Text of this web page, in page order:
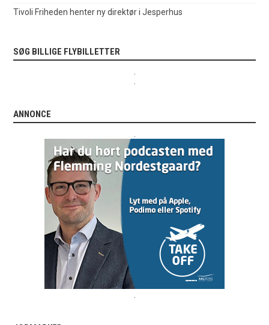
Tivoli Friheden henter ny direktør i Jesperhus
SØG BILLIGE FLYBILLETTER
ANNONCE